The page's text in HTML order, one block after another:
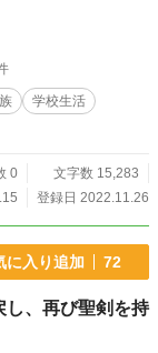
学校生活
0
文字数 15,283
登録日 2022.11.26
に入り追加 72
し、再び聖剣を持